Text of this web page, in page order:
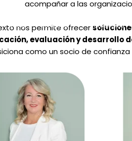
Inicio Servicios Industrias
acompañar a las
nos permite ofrecer
evaluación y desarrollo
como un socio de